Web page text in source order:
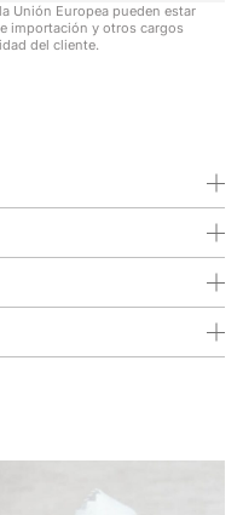
Unión Europea pueden estar
importación y otros cargos
del cliente.